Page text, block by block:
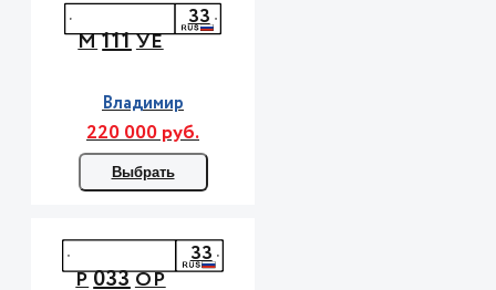
М111УЕ
33
Владимир
220 000 руб.
Выбрать
Р033ОР
33